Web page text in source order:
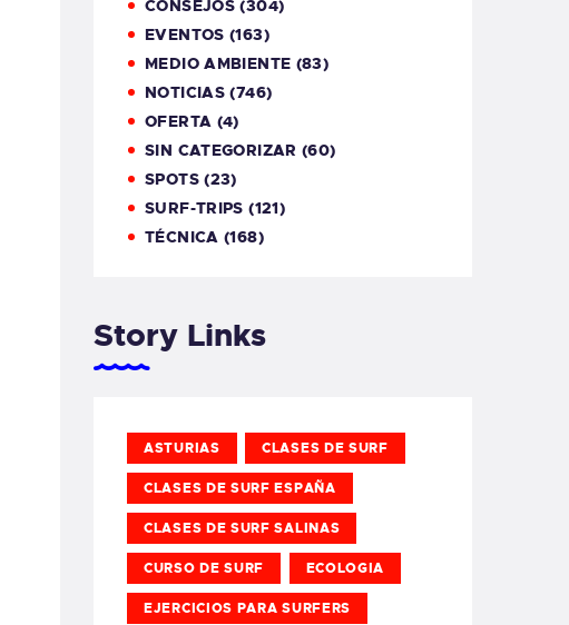
CONSEJOS (304)
EVENTOS (163)
MEDIO AMBIENTE (83)
NOTICIAS (746)
OFERTA (4)
SIN CATEGORIZAR (60)
SPOTS(23)
SURF-TRIPS (121)
TÉCNICA (168)
Story Links
ASTURIAS CLASES DE SURF
CLASES DE SURF ESPAÑA
CLASES DE SURF SALINAS
CURSO DE SURF ECOLOGIA
EJERCICIOS PARA SURFERS